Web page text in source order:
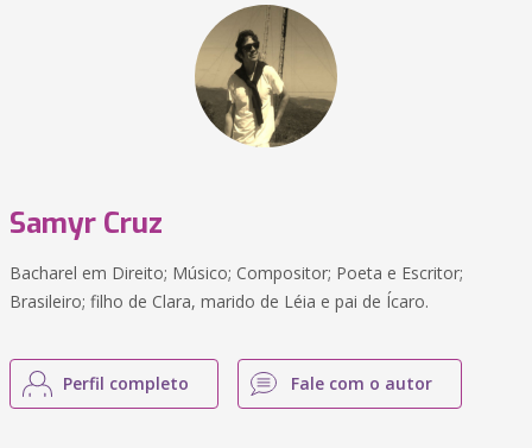
Samyr Cruz
Bacharel em Direito; Músico; Compositor; Poeta e Escritor;
Brasileiro; filho de Clara, marido de Léia e pai de Ícaro.
Perfil completo Fale com o autor